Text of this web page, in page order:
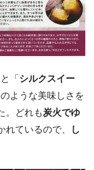
「 シルクスイー
ような美味しさを
。どれも炭火でゆ
れているので、
し